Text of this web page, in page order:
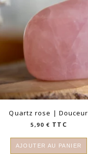
Quartz rose | Douceur
5,90 € TTC
AJOUTER AU PANIER